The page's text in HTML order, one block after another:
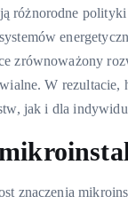
różnorodne
zrównoważony
W rezultacie,
jak i dla
znaczenia